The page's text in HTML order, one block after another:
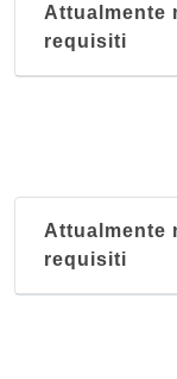
Attualmente
requisiti
Attualmente
requisiti